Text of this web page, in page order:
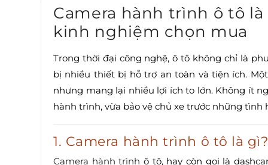
Camera hành trình ô tô
kinh nghiệm chọn mua
Trong thời đại công nghệ, ô tô không chỉ là
bị nhiều thiết bị hỗ trợ an toàn và tiện ích.
nhưng mang lại nhiều lợi ích to lớn. Không ít
hành trình, vừa bảo vệ chủ xe trước những
1. Camera hành trình ô tô là gì?
Camera hành trình ô tô, hay còn gọi là